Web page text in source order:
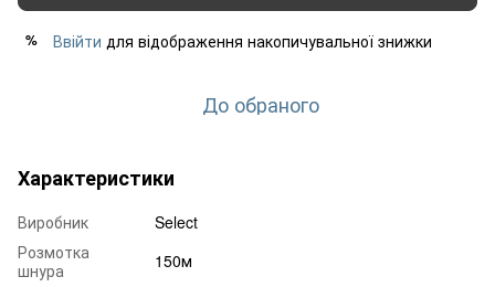
% Ввійти для відображення накопичувальної знижки
До обраного
Характеристики
Виробник
Select
Розмотка
шнура
150м